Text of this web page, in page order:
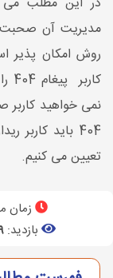
مدیریت آن صحبت
روش امکان پذیر
404 باید
تعیین می کنیم.
زمان
بازدید: